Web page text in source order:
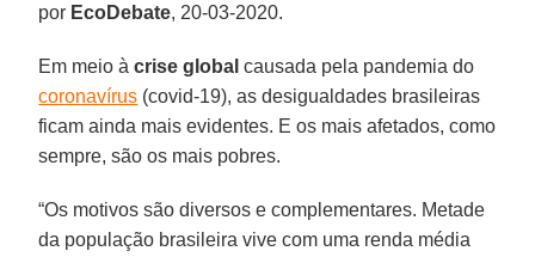
por EcoDebate, 20-03-2020.
Em meio àcrise global causada pela pandemia do
coronavírus (covid-19), as desigualdades brasileiras
ficam ainda mais evidentes. E os mais afetados, como
sempre, são os mais pobres.
“Os motivos são diversos e complementares. Metade
da população brasileira vive com uma renda média